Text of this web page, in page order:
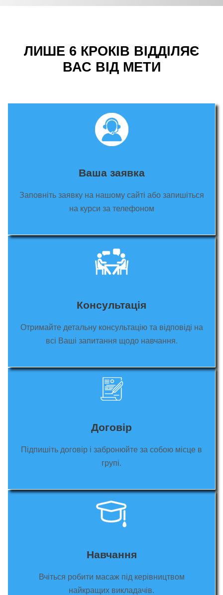
ЛИШЕ 6 КРОКІВ ВІДДІЛЯЄ
ВАС ВІД МЕТИ
Ваша заявка
Заповніть заявку на нашому сайті або запишіться
на курси за телефоном
Консультація
Отримайте детальну консультацію та відповіді на
всі Ваші запитання щодо навчання.
Договір
Підпишіть договір і забронюйте за собою місце в
групі.
Навчання
Вчіться робити масаж під керівництвом
найкращих викладачів.